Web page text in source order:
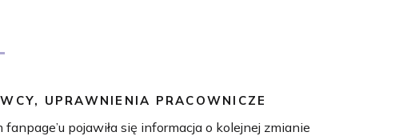
pojawiła się informacja o kolejnej zmianie
, UPRAWNIENIA PRACOWNICZE